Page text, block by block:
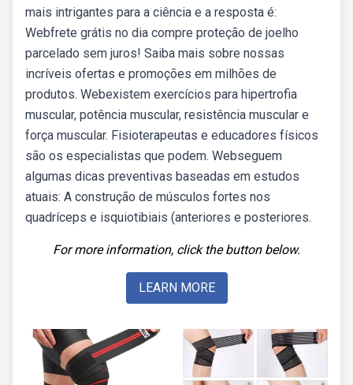
mais intrigantes para a ciência e a resposta é:
Webfrete grátis no dia compre proteção de joelho
parcelado sem juros! Saiba mais sobre nossas
incríveis ofertas e promoções em milhões de
produtos. Webexistem exercícios para hipertrofia
muscular, potência muscular, resistência muscular e
força muscular. Fisioterapeutas e educadores físicos
são os especialistas que podem. Webseguem
algumas dicas preventivas baseadas em estudos
atuais: A construção de músculos fortes nos
quadríceps e isquiotibiais (anteriores e posteriores.
For more information, click the button below.
LEARN MORE